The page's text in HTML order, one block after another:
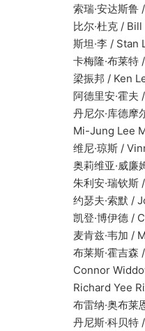
索瑞·安达斯鲁 /
比尔·杜克 / Bill
斯坦·李 / Stan Lee |
卡梅隆·布莱特 /
梁振邦 / Ken
阿德里安·霍夫 /
丹尼尔·库德摩尔 /
Mi-Jung Lee Mi-
维尼·琼斯 /
奥莉维亚·威廉姆斯
朱利安·瑞钦斯 /
约瑟夫·索默 /
凯登·博伊德 /
麦肯兹·韦加 /
布莱斯·霍吉森 /
Connor Widdows
Richard Yee
布雷纳·奥布莱恩 /
丹尼斯·科贝特 /